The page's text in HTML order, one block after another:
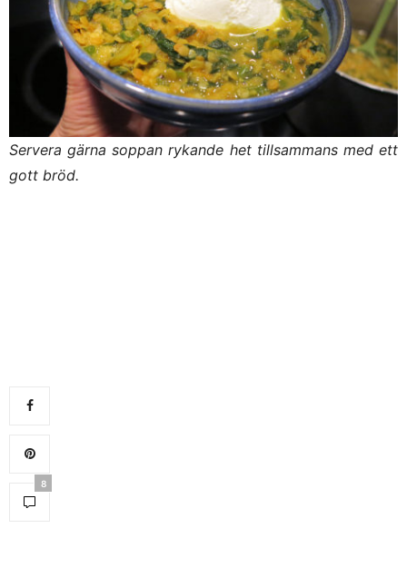
Servera gärna soppan rykande het tillsammans med ett
gott bröd.
8